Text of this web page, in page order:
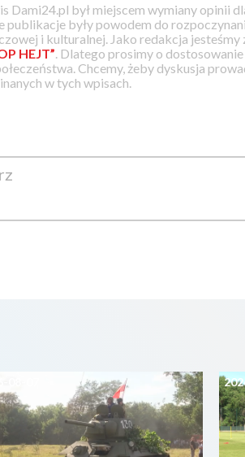
Dami24.pl był miejscem wymiany opinii
publikacje były powodem do
i kulturalnej. Jako redakcja
HEJT” . Dlatego prosimy o
Chcemy, żeby dyskusja
w tych wpisach.